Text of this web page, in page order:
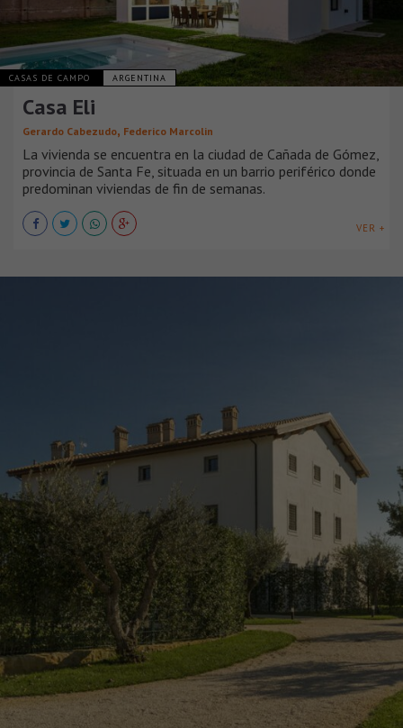
CASAS DE CAMPO ARGENTINA
Casa Eli
Gerardo Cabezudo, Federico Marcolin
La vivienda se encuentra en la ciudad de Cañada de Gómez,
provincia de Santa Fe, situada en un barrio periférico donde
predominan viviendas de fin de semanas.
VER +